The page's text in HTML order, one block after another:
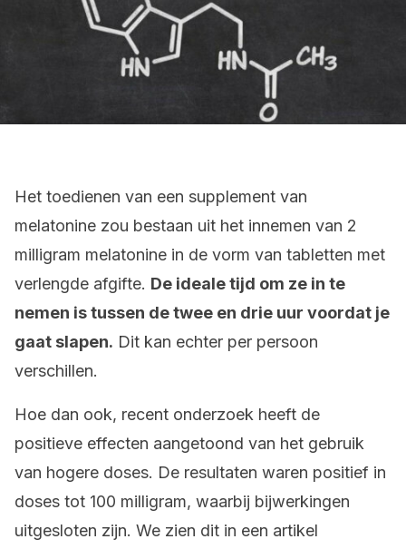
Het toedienen van een supplement van
melatonine zou bestaan uit het innemen van 2
milligram melatonine in de vorm van tabletten met
verlengde afgifte. De ideale tijd om ze in te
nemen is tussen de twee en drie uur voordat je
gaat slapen. Dit kan echter per persoon
verschillen.
Hoe dan ook, recent onderzoek heeft de
positieve effecten aangetoond van het gebruik
van hogere doses. De resultaten waren positief in
doses tot 100 milligram, waarbij bijwerkingen
uitgesloten zijn. We zien dit in een artikel